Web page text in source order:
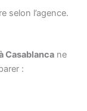
selon l’agence.
Casablanca ne
: